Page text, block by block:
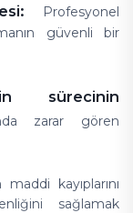
Profesyonel
güvenli bir
sürecinin
zarar gören
kayıplarını
sağlamak